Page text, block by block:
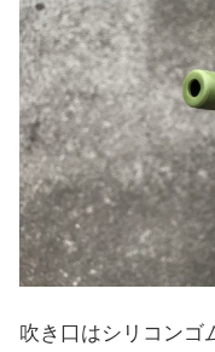
吹き口はシリコンゴ